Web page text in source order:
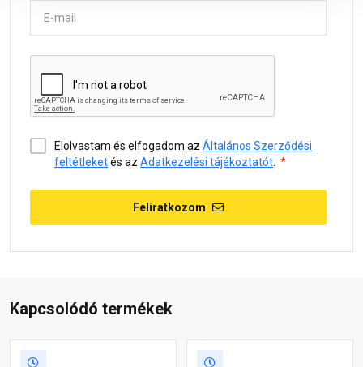
Elolvastam és elfogadom az Általános Szerződési
feltétleketés az Adatkezelési tájékoztatót
Feliratkozom
Kapcsolódó termékek